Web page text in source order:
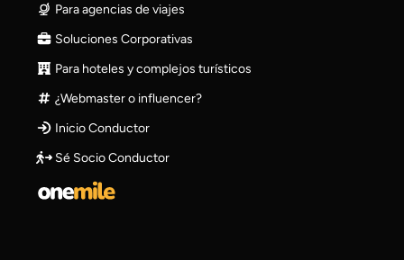
Para agencias de viajes
Soluciones Corporativas
Para hoteles y complejos turísticos
¿Webmaster o influencer?
Inicio Conductor
Sé Socio Conductor